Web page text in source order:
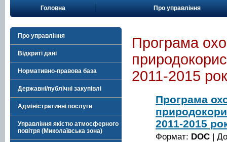
Головна Про управління
Про управління
Відкриті дані
Нормативно-правова база
Державні/публічні закупівлі
Адміністративні послуги
Управління якістю атмосферного
повітря (Миколаївська зона)
Програма
2011-2015
Програма
2011-2015
Формат: DOC |